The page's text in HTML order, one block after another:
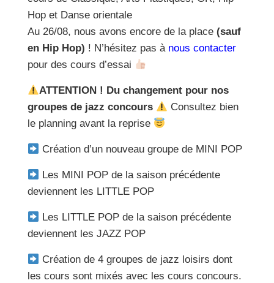
Hop et Danse orientale
Au 26/08, nous avons encore de la place (sauf
en Hip Hop) ! N’hésitez pas ànous contacter
pour des cours d’essai
ATTENTION ! Du changement pour nos
groupes de jazz concours
Consultez bien
le planning avant la reprise
Création d’un nouveau groupe de MINI POP
Les MINI POP de la saison précédente
deviennent les LITTLE POP
Les LITTLE POP de la saison précédente
deviennent les JAZZ POP
Création de 4 groupes de jazz loisirs dont
les cours sont mixés avec les cours concours.